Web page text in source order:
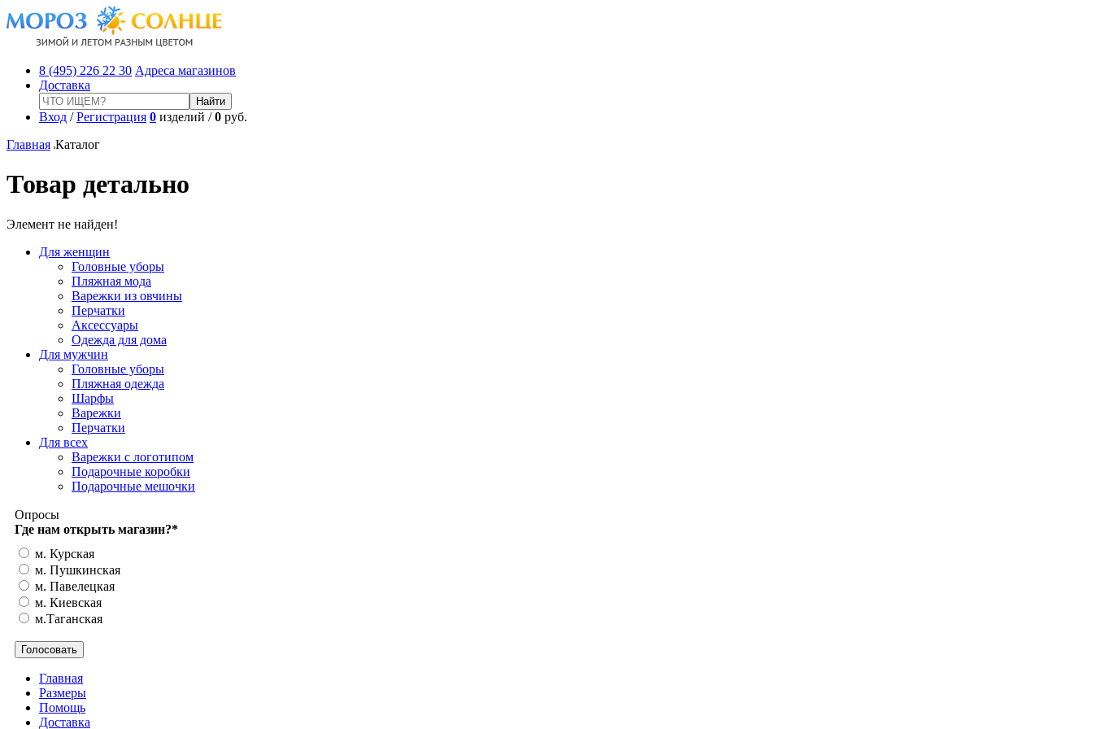
8 (495) 226 22 30 Адреса магазинов
Доставка
Вход /Регистрация 0 изделий /0 руб.
Главная Каталог
Товар детально
Элемент не найден!
Для женщин
Головные уборы
Пляжная мода
Варежки из овчины
Перчатки
Аксессуары
Одежда для дома
Для мужчин
Головные уборы
Пляжная одежда
Шарфы
Варежки
Перчатки
Для всех
Варежки с логотипом
Подарочные коробки
Подарочные мешочки
Опросы
Где нам открыть магазин?*
м. Курская
м. Пушкинская
м. Павелецкая
м. Киевская
м.Таганская
Главная
Размеры
Помощь
Доставка